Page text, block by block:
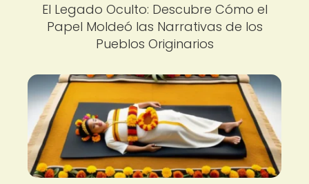
El Legado Oculto: Descubre Cómo el
Papel Moldeó las Narrativas de los
Pueblos Originarios